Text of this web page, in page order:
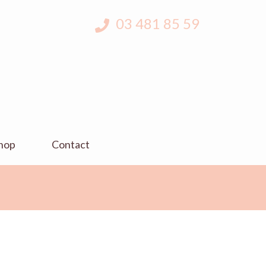
03 481 85 59
Contact